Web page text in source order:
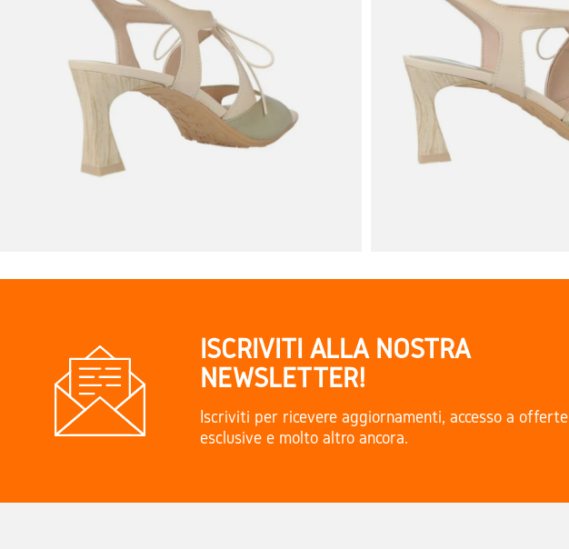
ISCRIVITI ALLA NOSTRA
NEWSLETTER!
Iscriviti per ricevere aggiornamenti, accesso a offerte
esclusive e molto altro ancora.